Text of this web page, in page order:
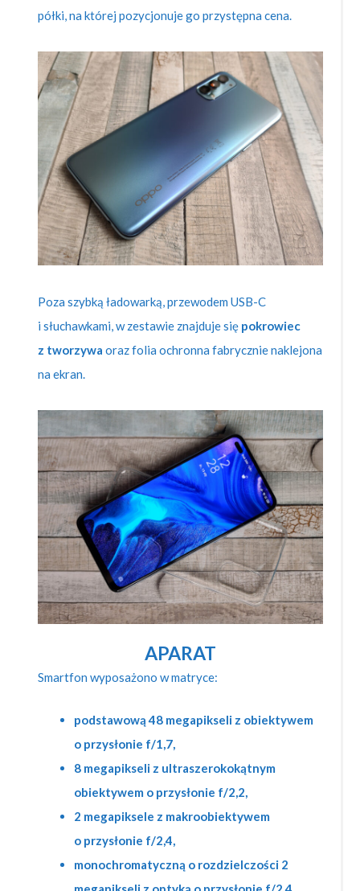
półki, na której pozycjonuje go przystępna cena.
Poza szybką ładowarką, przewodem USB-C
i słuchawkami, w zestawie znajduje się pokrowiec
z tworzywa oraz folia ochronna fabrycznie naklejona
na ekran.
APARAT
Smartfon wyposażono w matryce:
podstawową 48 megapikseli z obiektywem
o przysłonie f/1,7,
8 megapikseli z ultraszerokokątnym
obiektywem o przysłonie f/2,2,
2 megapiksele z makroobiektywem
o przysłonie f/2,4,
monochromatyczną o rozdzielczości 2